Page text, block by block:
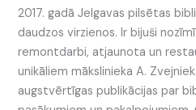
2017. gadā Jelgavas pilsētas
daudzos virzienos. Ir bijuši
remontdarbi, atjaunota un
unikāliem mākslinieka A.
augstvērtīgas publikācijas par